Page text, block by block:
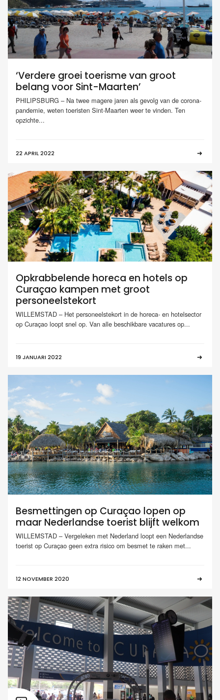
‘Verdere groei toerisme van groot
belang voor Sint-Maarten’
PHILIPSBURG – Na twee magere jaren als gevolg van de corona-
pandemie, weten toeristen Sint-Maarten weer te vinden. Ten
opzichte...
22 APRIL 2022
Opkrabbelende horeca en hotels op
Curaçao kampen met groot
personeelstekort
WILLEMSTAD – Het personeelstekort in de horeca- en hotelsector
op Curaçao loopt snel op. Van alle beschikbare vacatures op...
19 JANUARI 2022
Besmettingen op Curaçao lopen op
maar Nederlandse toerist blijft welkom
WILLEMSTAD – Vergeleken met Nederland loopt een Nederlandse
toerist op Curaçao geen extra risico om besmet te raken met...
12 NOVEMBER 2020